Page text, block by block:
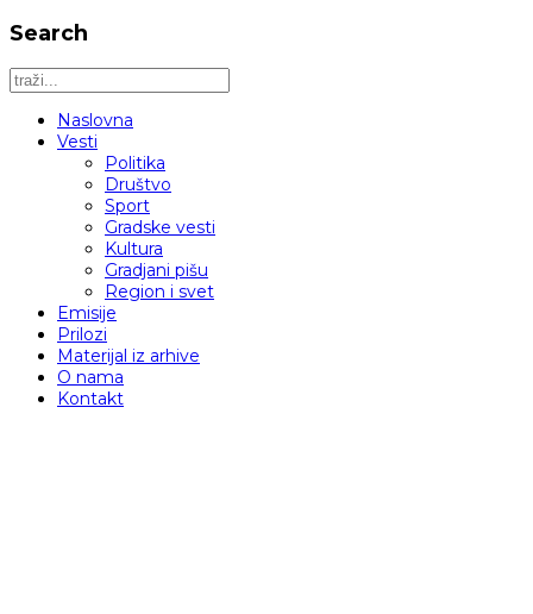
Search
Naslovna
Vesti
Politika
Društvo
Sport
Gradske vesti
Kultura
Gradjani pišu
Region i svet
Emisije
Prilozi
Materijal iz arhive
O nama
Kontakt